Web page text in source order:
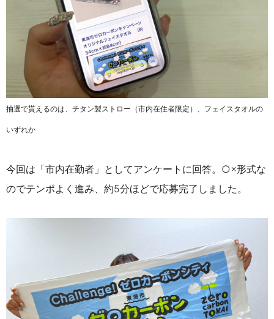
抽選で貰えるのは、チタン製ストロー（市内在住者限定）、フェイスタオルの
いずれか
今回は「市内在勤者」としてアンケートに回答。○×形式な
のでテンポよく進み、約5分ほどで応募完了しました。